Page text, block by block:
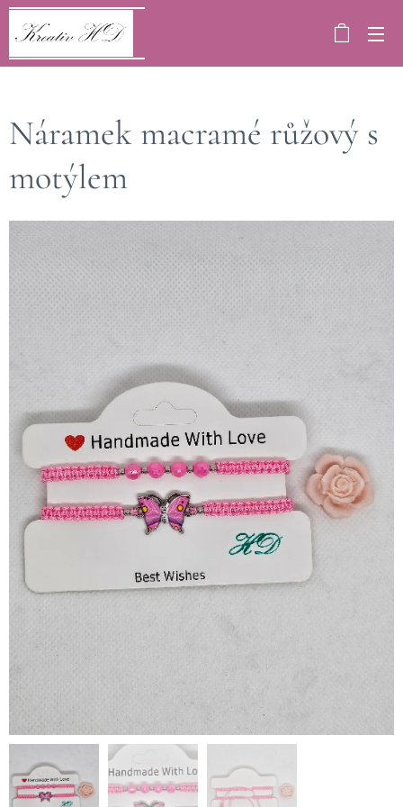
Náramek macramé růžový s
motýlem